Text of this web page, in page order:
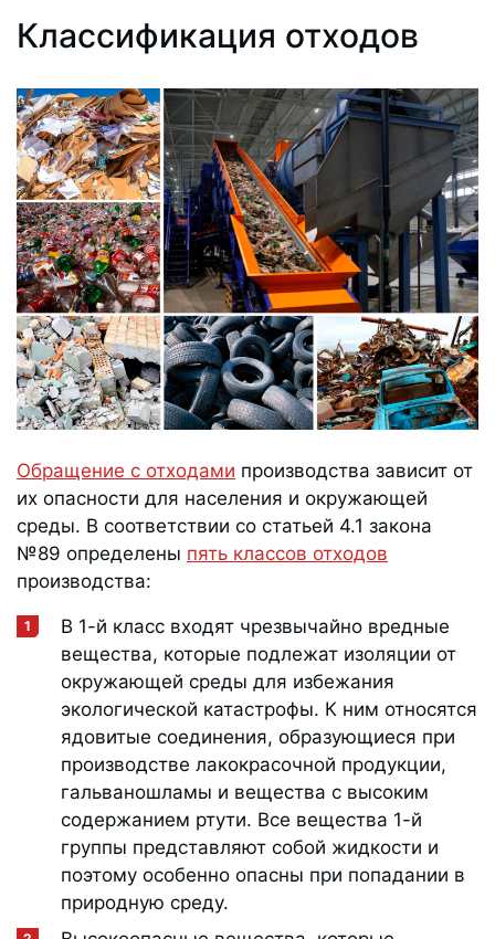
Классификация отходов
Обращение с отходами производства зависит от
их опасности для населения и окружающей
среды. В соответствии со статьей 4.1 закона
№89 определены пять классов отходов
производства:
В 1-й класс входят чрезвычайно вредные
вещества, которые подлежат изоляции от
окружающей среды для избежания
экологической катастрофы. К ним относятся
ядовитые соединения, образующиеся при
производстве лакокрасочной продукции,
гальваношламы и вещества с высоким
содержанием ртути. Все вещества 1-й
группы представляют собой жидкости и
поэтому особенно опасны при попадании в
природную среду.